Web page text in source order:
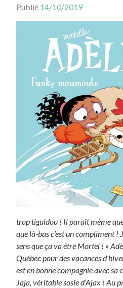
Publié 14/10/2019
trop tiguidou ! Il paraît même
que là-bas c’est un compliment !
sens que ça va être Mortel ! »
Québec pour des vacances
est en bonne compagnie avec sa
Jaja, véritable sosie d’Ajax ! Au